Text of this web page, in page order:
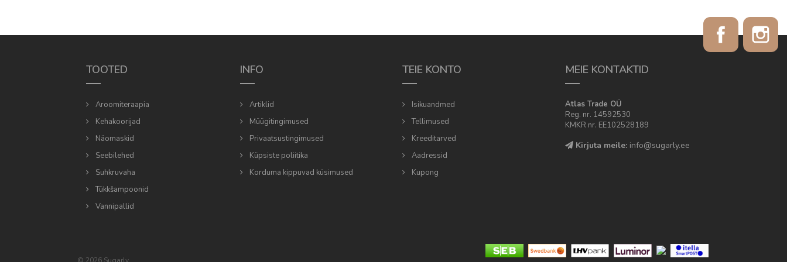
Facebook
TOOTED
Aroomiteraapia
Kehakoorijad
Näomaskid
Seebilehed
Suhkruvaha
Tükkšampoonid
Vannipallid
INFO
Artiklid
Müügitingimused
Privaatsustingimused
Küpsiste poliitika
Korduma kippuvad küsimused
TEIE KONTO
Isikuandmed
Tellimused
Kreeditarved
Aadressid
Kupong
MEIE KONTAKTID
Atlas Trade OÜ
Reg. nr. 14592530
KMKR nr. EE102528189
Kirjuta meile: info@sugarly.ee